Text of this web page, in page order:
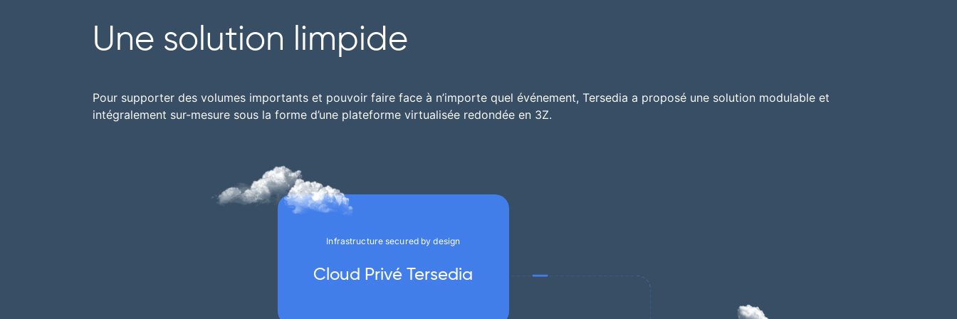
Une solution limpide
Pour supporter des volumes importants et pouvoir faire face à n’importe quel événement, Tersedia a proposé une solution modulable et
intégralement sur-mesure sous la forme d’une plateforme virtualisée redondée en 3Z.
Infrastructure secured by design
Cloud Privé Tersedia